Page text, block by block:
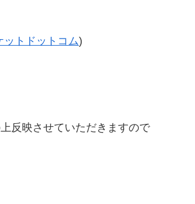
ットドットコム)
反映させていただきますので